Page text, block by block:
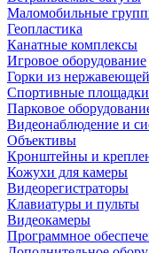
Маломобильные
Геопластика
Канатные комплексы
Игровое оборудование
Горки из
Спортивные площадки
Парковое
Видеонаблюдение и
Объективы
Кронштейны и
Кожухи для камеры
Видеорегистраторы
Клавиатуры и пульты
Видеокамеры
Программное